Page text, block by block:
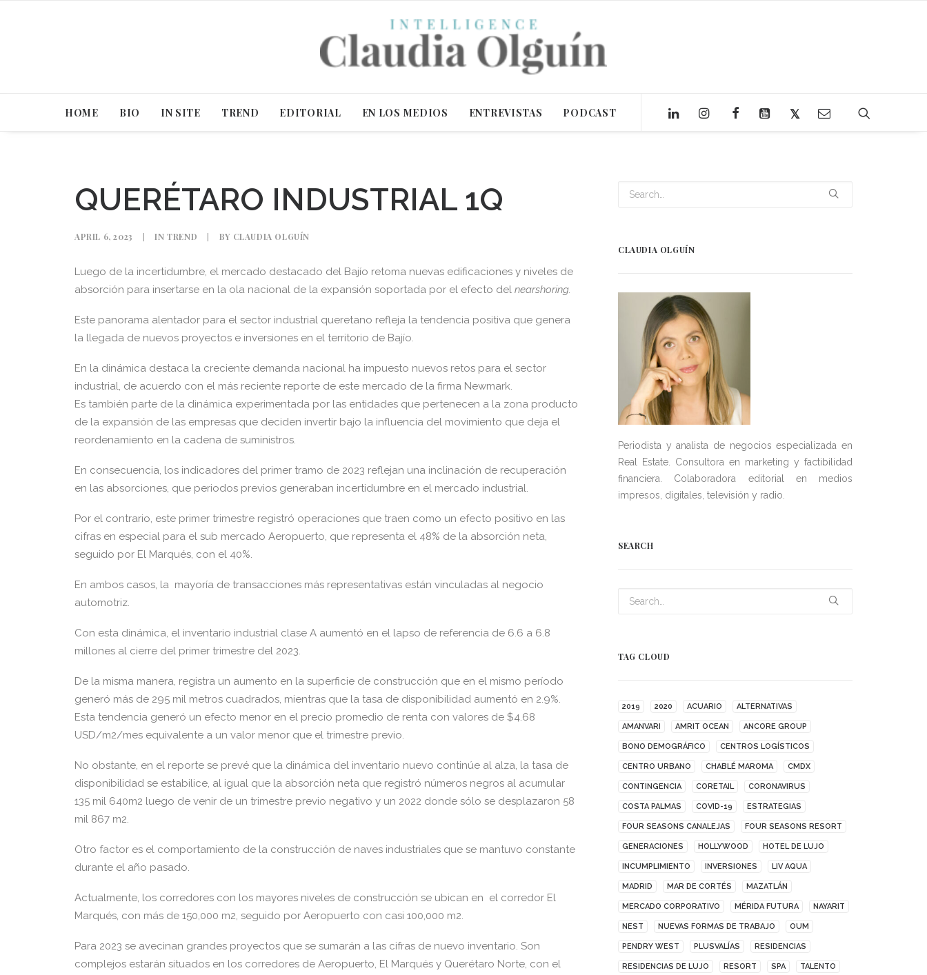
HOME BIO IN SITE TREND EDITORIAL EN LOS MEDIOS ENTREVISTAS PODCAST
QUERÉTARO INDUSTRIAL 1Q
APRIL 6, 2023 | INTREND | BY CLAUDIA OLGUÍN
Luego de la incertidumbre, el mercado destacado del Bajío retoma nuevas edificaciones y niveles de
absorción para insertarse en la ola nacional de la expansión soportada por el efecto del nearshoring.
Este panorama alentador para el sector industrial queretano refleja la tendencia positiva que genera
la llegada de nuevos proyectos e inversiones en el territorio de Bajío.
En la dinámica destaca la creciente demanda nacional ha impuesto nuevos retos para el sector
industrial, de acuerdo con el más reciente reporte de este mercado de la firma Newmark.
Es también parte de la dinámica experimentada por las entidades que pertenecen a la zona producto
de la expansión de las empresas que deciden invertir bajo la influencia del movimiento que deja el
reordenamiento en la cadena de suministros.
En consecuencia, los indicadores del primer tramo de 2023 reflejan una inclinación de recuperación
en las absorciones, que periodos previos generaban incertidumbre en el mercado industrial.
Por el contrario, este primer trimestre registró operaciones que traen como un efecto positivo en las
cifras en especial para el sub mercado Aeropuerto, que representa el 48% de la absorción neta,
seguido por El Marqués, con el 40%.
En ambos casos, la mayoría de transacciones más representativas están vinculadas al negocio
automotriz.
Con esta dinámica, el inventario industrial clase A aumentó en el lapso de referencia de 6.6 a 6.8
millones al cierre del primer trimestre del 2023.
De la misma manera, registra un aumento en la superficie de construcción que en el mismo período
generó más de 295 mil metros cuadrados, mientras que la tasa de disponibilidad aumentó en 2.9%.
Esta tendencia generó un efecto menor en el precio promedio de renta con valores de $4.68
USD/m2/mes equivalente a un valor menor que el trimestre previo.
No obstante, en el reporte se prevé que la dinámica del inventario nuevo continúe al alza, la tasa de
disponibilidad se estabilice, al igual que la absorción neta que registró números negros al acumular
135 mil 640m2 luego de venir de un trimestre previo negativo y un 2022 donde sólo se desplazaron 58
mil 867 m2.
Otro factor es el comportamiento de la construcción de naves industriales que se mantuvo constante
durante el año pasado.
Actualmente, los corredores con los mayores niveles de construcción se ubican en el corredor El
Marqués, con más de 150,000 m2, seguido por Aeropuerto con casi 100,000 m2.
Para 2023 se avecinan grandes proyectos que se sumarán a las cifras de nuevo inventario. Son
complejos estarán situados en los corredores de Aeropuerto, El Marqués y Querétaro Norte, con el
CLAUDIA OLGUÍN
Periodista y analista de negocios especializada en
Real Estate. Consultora en marketing y factibilidad
financiera. Colaboradora editorial en medios
impresos, digitales, televisión y radio.
SEARCH
TAG CLOUD
2019 2020 ACUARIO ALTERNATIVAS
AMANVARI AMRIT OCEAN ANCORE GROUP
BONO DEMOGRÁFICO CENTROS LOGÍSTICOS
CENTRO URBANO CHABLÉ MAROMA CMDX
CONTINGENCIA CORETAIL CORONAVIRUS
COSTA PALMAS COVID-19 ESTRATEGIAS
FOUR SEASONS CANALEJAS FOUR SEASONS RESORT
GENERACIONES HOLLYWOOD HOTEL DE LUJO
INCUMPLIMIENTO INVERSIONES LIV AQUA
MADRID MAR DE CORTÉS MAZATLÁN
MERCADO CORPORATIVO MÉRIDA FUTURA NAYARIT
NEST NUEVAS FORMAS DE TRABAJO OUM
PENDRY WEST PLUSVALÍAS RESIDENCIAS
RESIDENCIAS DE LUJO RESORT SPA TALENTO